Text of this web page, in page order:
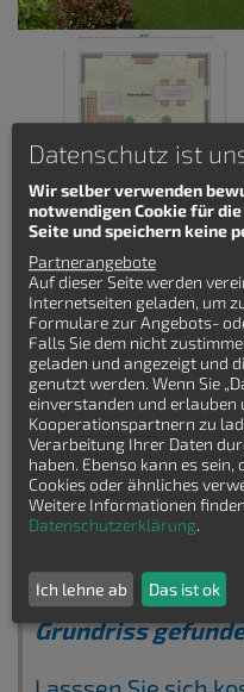
Das "Aqua Pultdach" Haus ist
einem charakteristischen
Linien. Die Fassade
und/oder Farben, während
offene Atmosphäre schaffen
im Einklang mit aktuellen
Details zum Stadtvilla
Aqua Pultdach
Wohnfläche: 142 qm
Hauslänge: 10.24 m
Hausbreite: 8.74 m
Zimmeranzahl: 4-Zimmer
Keinen
Grundriss
Datenschutz ist
Wir selber verwenden
notwendigen Cookie für
Seite und speichern keine
Partnerangebote
Auf dieser Seite werden
Internetseiten geladen, um
Formulare zur Angebots-
Falls Sie dem nicht
geladen und angezeigt und
genutzt werden. Wenn Sie
einverstanden und erlauben
Kooperationspartnern zu
Verarbeitung Ihrer Daten
haben. Ebenso kann es
Cookies oder ähnliches
Weitere Informationen
Datenschutzerklärung.
Ich lehne ab Das ist ok